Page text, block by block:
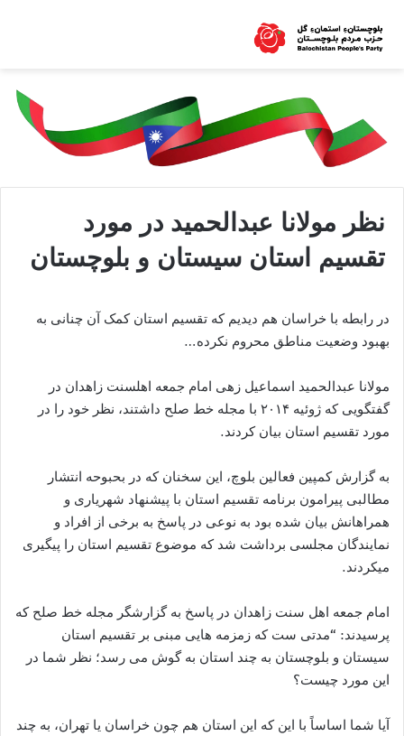
نظر مولانا عبدالحمید در مورد
تقسیم استان سیستان و بلوچستان
در رابطه با خراسان هم دیدیم که تقسیم استان کمک آن چنانی به
بهبود وضعیت مناطق محروم نکرده…
مولانا عبدالحمید اسماعیل زهی امام جمعه اهلسنت زاهدان در
گفتگویی که ژوئیه ۲۰۱۴ با مجله خط صلح داشتند، نظر خود را در
مورد تقسیم استان بیان کردند.
به گزارش کمپین فعالین بلوچ، این سخنان که در بحبوحه انتشار
مطالبی پیرامون برنامه تقسیم استان با پیشنهاد شهریاری و
همراهانش بیان شده بود به نوعی در پاسخ به برخی از افراد و
نمایندگان مجلسی برداشت شد که موضوع تقسیم استان را پیگیری
میکردند.
امام جمعه اهل سنت زاهدان در پاسخ به گزارشگر مجله خط صلح که
پرسیدند: “مدتی ست که زمزمه هایی مبنی بر تقسیم استان
سیستان و بلوچستان به چند استان به گوش می رسد؛ نظر شما در
این مورد چیست؟
آیا شما اساساً با این که این استان هم چون خراسان یا تهران، به چند